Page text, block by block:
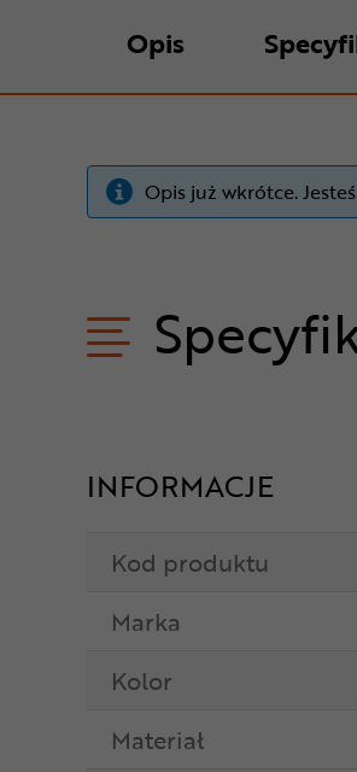
Opis
Opis już wkrótce.
INFORMACJE
Kod produktu
Marka
Kolor
Materiał